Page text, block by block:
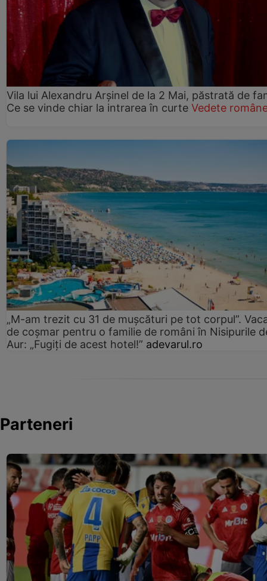
Vila lui Alexandru Arșinel de la 2 Mai, păstrată de
Ce se vinde chiar la intrarea în curte Vedete
„M-am trezit cu 31 de mușcături pe tot corpul”.
de coșmar pentru o familie de români în Nisipurile
Aur: „Fugiți de acest hotel!” adevarul.ro
Parteneri